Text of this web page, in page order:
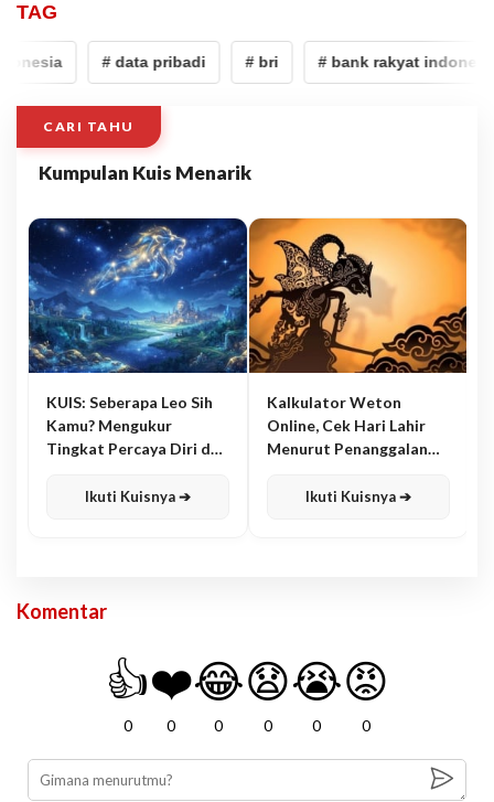
TAG
# data pribadi # bri # bank rakyat indonesia
CARI TAHU
Kumpulan Kuis Menarik
KUIS: Seberapa Leo Sih
Kamu? Mengukur
Tingkat Percaya Diri dan
Ikuti Kuisnya ➔
Kalkulator Weton
Online, Cek Hari Lahir
Menurut Penanggalan
Ikuti Kuisnya ➔
Komentar
👍
0
❤️
0
😂
0
😧
0
😭
0
😡
0